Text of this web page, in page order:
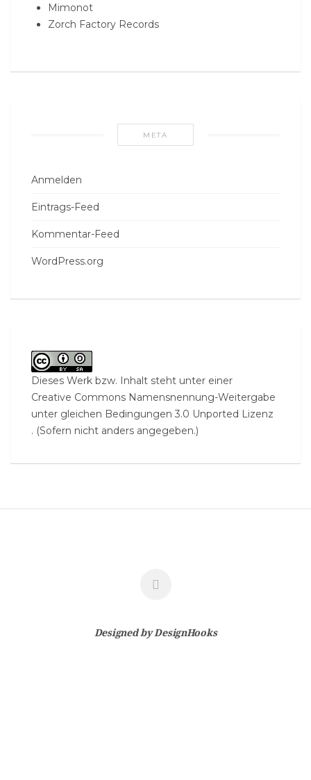
Mimonot
Zorch Factory Records
META
Anmelden
Eintrags-Feed
Kommentar-Feed
WordPress.org
Dieses Werk bzw. Inhalt steht unter einer
Creative Commons Namensnennung-Weitergabe
unter gleichen Bedingungen 3.0 Unported Lizenz
. (Sofern nicht anders angegeben.)
Designed byDesignHooks